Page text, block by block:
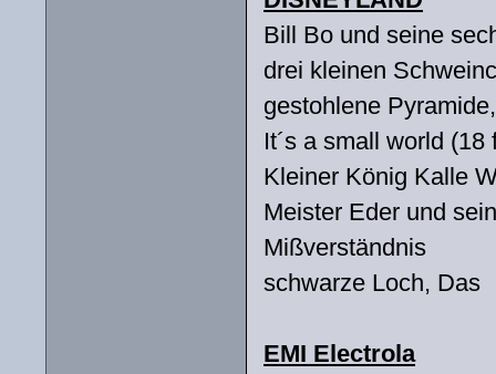
Bill Bo und seine
drei kleinen
gestohlene
It´s a small world
Kleiner König Kalle
Meister Eder und
Mißverständnis
schwarze Loch, Das
EMI Electrola